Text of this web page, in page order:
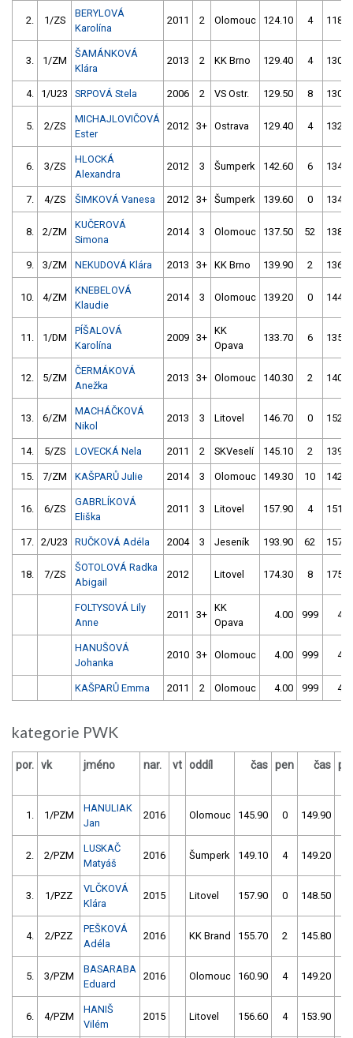
2. 1/ZS
BERYLOVÁ
Karolína
2011 2 Olomouc 124.10 4
3. 1/ZM
ŠAMÁNKOVÁ
Klára
2013 2 KK Brno 129.40 4
4. 1/U23 SRPOVÁ Stela 2006 2 VS Ostr. 129.50 8
5. 2/ZS
MICHAJLOVIČOVÁ
Ester
2012 3+ Ostrava 129.40 4
6. 3/ZS
HLOCKÁ
Alexandra
2012 3 Šumperk 142.60 6
7. 4/ZS ŠIMKOVÁ Vanesa 2012 3+ Šumperk 139.60 0
8. 2/ZM
KUČEROVÁ
Simona
2014 3 Olomouc 137.50 52
9. 3/ZM NEKUDOVÁ Klára 2013 3+ KK Brno 139.90 2
10. 4/ZM
KNEBELOVÁ
Klaudie
2014 3 Olomouc 139.20 0
11. 1/DM
PÍŠALOVÁ
Karolína
2009 3+
KK
Opava
133.70 6
12. 5/ZM
ČERMÁKOVÁ
Anežka
2013 3+ Olomouc 140.30 2
13. 6/ZM
MACHÁČKOVÁ
Nikol
2013 3 Litovel 146.70 0
14. 5/ZS LOVECKÁ Nela 2011 2 SKVeselí 145.10 2
15. 7/ZM KAŠPARŮ Julie 2014 3 Olomouc 149.30 10
16. 6/ZS
GABRLÍKOVÁ
Eliška
2011 3 Litovel 157.90 4
17. 2/U23 RUČKOVÁ Adéla 2004 3 Jeseník 193.90 62
18. 7/ZS
ŠOTOLOVÁ Radka
Abigail
2012 Litovel 174.30 8
FOLTYSOVÁ Lily
Anne
2011 3+
KK
Opava
4.00 999
HANUŠOVÁ
Johanka
2010 3+ Olomouc 4.00 999
KAŠPARŮ Emma 2011 2 Olomouc 4.00 999
kategorie PWK
por. vk jméno nar. vt oddíl čas pen čas
1. 1/PZM
HANULIAK
Jan
2016 Olomouc 145.90 0 149.90
2. 2/PZM
LUSKAČ
Matyáš
2016 Šumperk 149.10 4 149.20
3. 1/PZZ
VLČKOVÁ
Klára
2015 Litovel 157.90 0 148.50
4. 2/PZZ
PEŠKOVÁ
Adéla
2016 KK Brand 155.70 2 145.80
5. 3/PZM
BASARABA
Eduard
2016 Olomouc 160.90 4 149.20
6. 4/PZM
HANIŠ
Vilém
2015 Litovel 156.60 4 153.90